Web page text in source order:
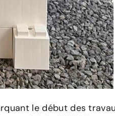
le début des